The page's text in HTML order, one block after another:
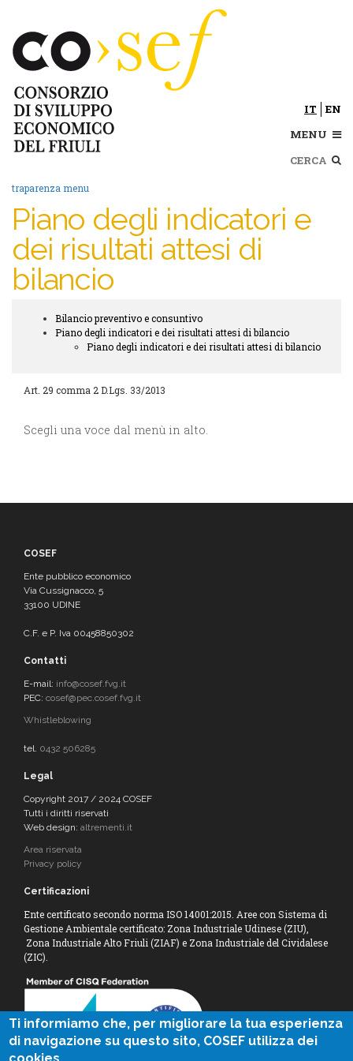
contenuto
principale
IT
EN
MENU
traparenza menu
Piano degli indicatori e
dei risultati attesi di
bilancio
Trasparenza
submenu
Bilancio preventivo e consuntivo
Piano degli indicatori e dei risultati attesi di bilancio
Piano degli indicatori e dei risultati attesi di bilancio
Art. 29 comma 2 D.Lgs. 33/2013
Scegli una voce dal menù in alto.
COSEF
Ente pubblico economico
Via Cussignacco, 5
33100 UDINE
C.F. e P. Iva 00458850302
Contatti
E-mail: info@cosef.fvg.it
PEC: cosef@pec.cosef.fvg.it
Whistleblowing
tel. 0432 506285
Legal
Copyright 2017 / 2024 COSEF
Tutti i diritti riservati
Web design: altrementi.it
Area riservata
Privacy policy
Certificazioni
Ente certificato secondo norma ISO 14001:2015. Aree con Sistema di
Gestione Ambientale certificato: Zona Industriale Udinese (ZIU),
Zona Industriale Alto Friuli (ZIAF) e Zona Industriale del Cividalese
(ZIC).
Ti informiamo che, per migliorare la tua esperienza
di navigazione su questo sito, COSEF utilizza dei